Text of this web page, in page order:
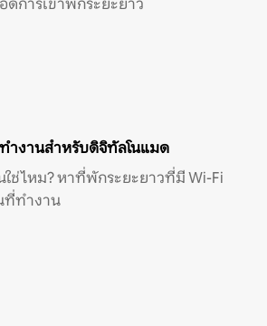
ดการเข้าพักระยะยาว
ำงานสำหรับดิจิทัลโนแมด
ช่ไหม? หาที่พักระยะยาวที่มี Wi-Fi
ที่ทำงาน